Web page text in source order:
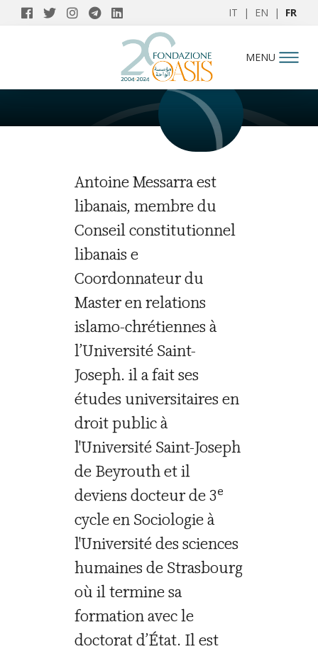
IT | EN | FR
MENU
Antoine Messarra
Antoine Messarra est
libanais, membre du
Conseil constitutionnel
libanais e
Coordonnateur du
Master en relations
islamo-chrétiennes à
l’Université Saint-
Joseph. il a fait ses
études universitaires en
droit public à
l'Université Saint-Joseph
de Beyrouth et il
deviens docteur de 3e
cycle en Sociologie à
l'Université des sciences
humaines de Strasbourg
où il termine sa
formation avec le
doctorat d’État. Il est